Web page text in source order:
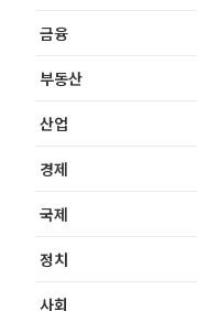
금융
부동산
산업
경제
국제
정치
사회